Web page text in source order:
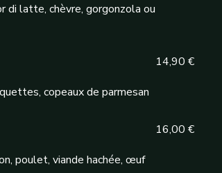
di latte, chèvre, gorgonzola ou
copeaux de parmesan
14,90 €
poulet, viande hachée, œuf
16,00 €